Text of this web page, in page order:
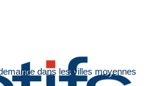
dans les villes moyennes